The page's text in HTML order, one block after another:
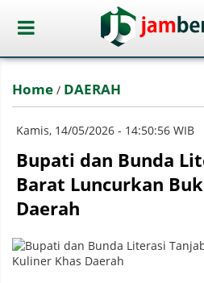
Home / DAERAH
Kamis, 14/05/2026 - 14:50:56 WIB
Bupati dan Bunda
Barat Luncurkan
Daerah